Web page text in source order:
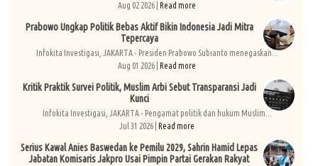
Aug 02 2026 | Read more
Prabowo Ungkap Politik Bebas Aktif Bikin Indonesia Jadi Mitra
Tepercaya
Infokita Investigasi, JAKARTA - Presiden Prabowo Subianto menegaskan...
Aug 01 2026 | Read more
Kritik Praktik Survei Politik, Muslim Arbi Sebut Transparansi Jadi
Kunci
Infokita Investigasi, JAKARTA - Pengamat politik dan hukum Muslim...
Jul 31 2026 | Read more
Serius Kawal Anies Baswedan ke Pemilu 2029, Sahrin Hamid Lepas
Jabatan Komisaris Jakpro Usai Pimpin Partai Gerakan Rakyat